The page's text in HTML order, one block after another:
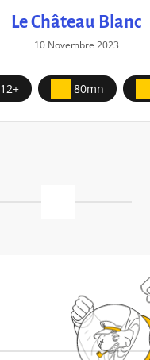
Le Château Blanc
10 Novembre 2023
12+ 80mn